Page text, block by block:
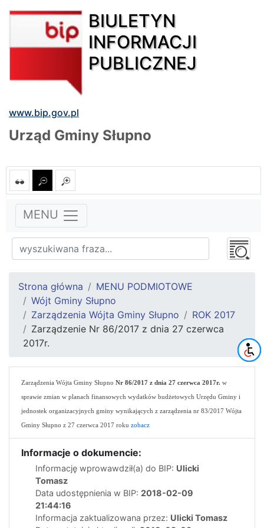
BIULETYN
INFORMACJI
PUBLICZNEJ
www.bip.gov.pl
Urząd Gminy Słupno
MENU
Strona główna
MENU PODMIOTOWE
Wójt Gminy Słupno
Zarządzenia Wójta Gminy Słupno
ROK 2017
Zarządzenie Nr 86/2017 z dnia 27 czerwca
2017r.
Zarządzenia Wójta Gminy Słupno Nr 86/2017 z dnia 27 czerwca 2017r. w
sprawie zmian w planach finansowych wydatków budżetowych Urzędu Gminy i
jednostek organizacyjnych gminy wynikających z zarządzenia nr 83/2017 Wójta
Gminy Słupno z 27 czerwca 2017 roku zobacz
Informacje o dokumencie:
Informację wprowawdził(a) do BIP: Ulicki
Tomasz
Data udostępnienia w BIP: 2018-02-09
21:44:16
Informacja zaktualizowana przez: Ulicki Tomasz